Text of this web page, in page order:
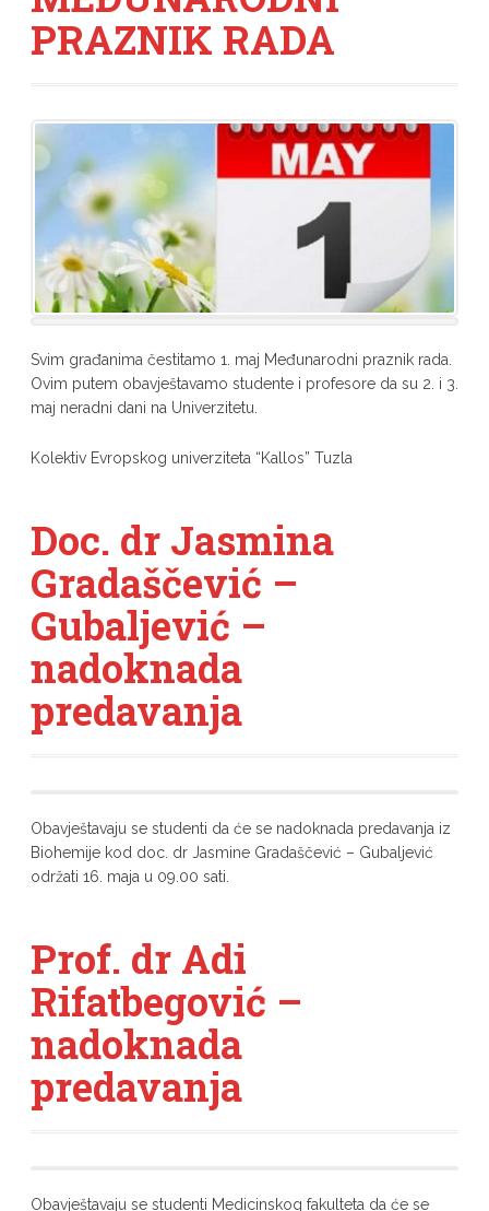
PRAZNIK RADA
Svim građanima čestitamo 1. maj Međunarodni praznik rada.
Ovim putem obavještavamo studente i profesore da su 2. i 3.
maj neradni dani na Univerzitetu.
Kolektiv Evropskog univerziteta “Kallos” Tuzla
Doc. dr Jasmina
Gradaščević –
Gubaljević –
nadoknada
predavanja
Obavještavaju se studenti da će se nadoknada predavanja iz
Biohemije kod doc. dr Jasmine Gradaščević – Gubaljević
održati 16. maja u 09.00 sati.
Prof. dr Adi
Rifatbegović –
nadoknada
predavanja
Obavještavaju se studenti Medicinskog fakulteta da će se